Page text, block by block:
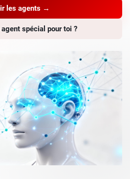
les agents →
spécial pour toi ?